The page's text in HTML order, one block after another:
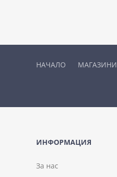
НАЧАЛО МАГАЗИНИ
ИНФОРМАЦИЯ
За нас